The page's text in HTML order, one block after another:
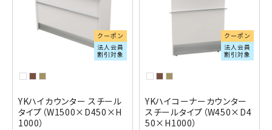
クーポン
法人会員
割引対象
YKハイカウンター スチール
タイプ（W1500×D450×H
1000）
クーポン
法人会員
割引対象
YKハイコーナーカウンター
スチールタイプ（W450×D4
50×H1000）